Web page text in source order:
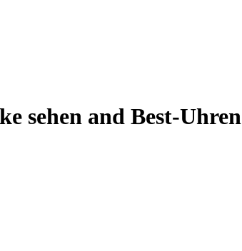
sehen and Best-Uhren